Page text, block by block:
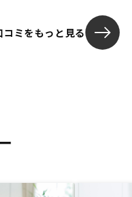
ミをもっと見る